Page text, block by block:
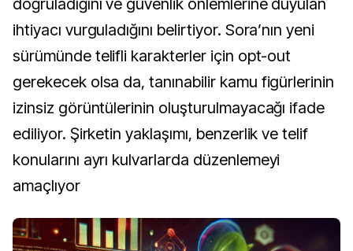
doğruladığını ve güvenlik önlemlerine duyulan
ihtiyacı vurguladığını belirtiyor. Sora’nın yeni
sürümünde telifli karakterler için opt-out
gerekecek olsa da, tanınabilir kamu figürlerinin
izinsiz görüntülerinin oluşturulmayacağı ifade
ediliyor. Şirketin yaklaşımı, benzerlik ve telif
konularını ayrı kulvarlarda düzenlemeyi
amaçlıyor